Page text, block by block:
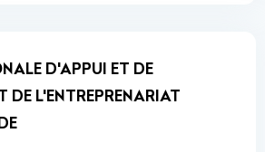
D'APPUI ET DE
DE L'ENTREPRENARIAT